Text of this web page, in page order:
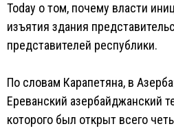
Today о том, почему власти
изъятия здания
представителей республики.
По словам Карапетяна, в
Ереванский азербайджанский
которого был открыт всего